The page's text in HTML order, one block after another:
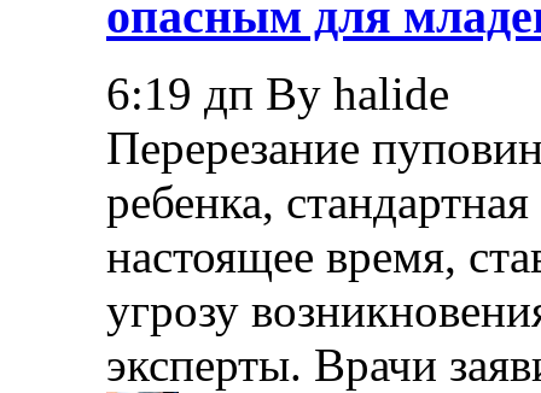
опасным для
6:19 дп By halide
Перерезание
ребенка,
настоящее время,
угрозу
эксперты. Врачи